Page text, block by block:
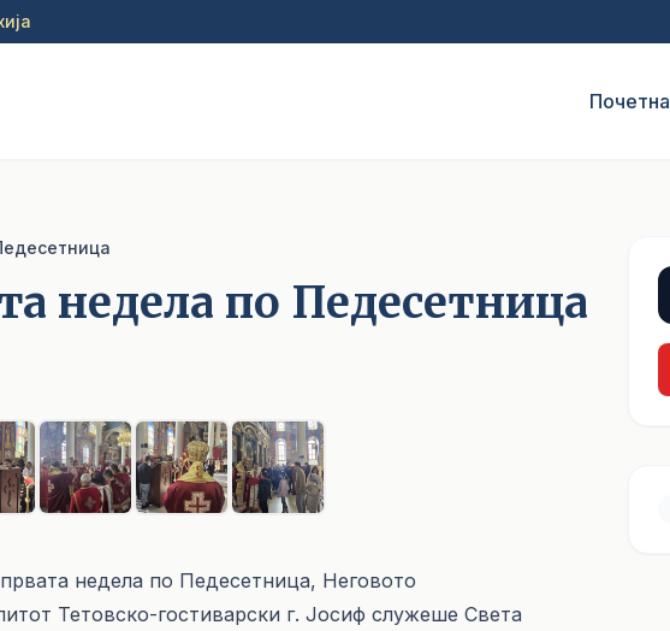
Почетна
недела по Педесетница
недела по Педесетница, Неговото
Тетовско-гостиварски г. Јосиф служеше Света